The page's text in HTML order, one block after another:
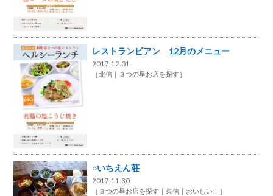
レストランビアン 12月のメニュー
2017.12.01
［北信 ３つの星お店を探す］
○いちえん荘
2017.11.30
［ ３つの星お店を探す 東信 おいしい！ ］